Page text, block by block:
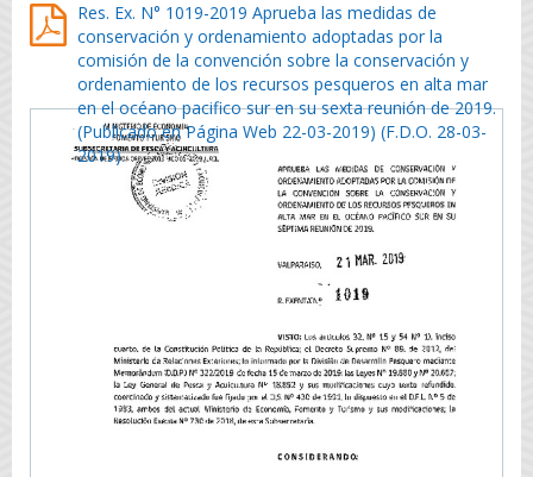
Res. Ex. N° 1019-2019 Aprueba las medidas de
conservación y ordenamiento adoptadas por la
comisión de la convención sobre la conservación y
ordenamiento de los recursos pesqueros en alta mar
en el océano pacifico sur en su sexta reunión de 2019.
(Publicado en Página Web 22-03-2019) (F.D.O. 28-03-
2019)